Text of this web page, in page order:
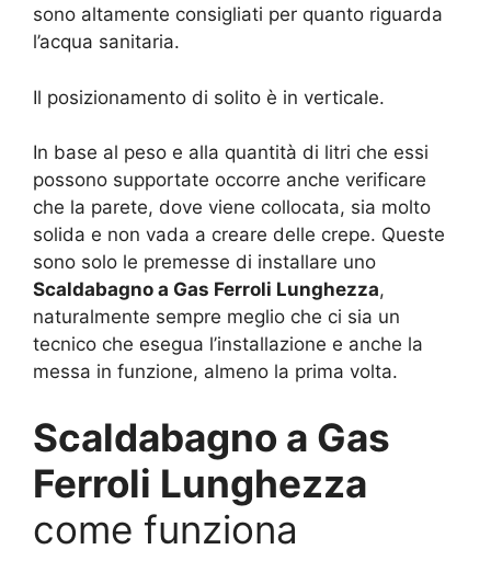
sono altamente consigliati per quanto riguarda
l’acqua sanitaria.
Il posizionamento di solito è in verticale.
In base al peso e alla quantità di litri che essi
possono supportate occorre anche verificare
che la parete, dove viene collocata, sia molto
solida e non vada a creare delle crepe. Queste
sono solo le premesse di installare uno
Scaldabagno a Gas Ferroli Lunghezza,
naturalmente sempre meglio che ci sia un
tecnico che esegua l’installazione e anche la
messa in funzione, almeno la prima volta.
Scaldabagno a Gas
Ferroli Lunghezza
come funziona